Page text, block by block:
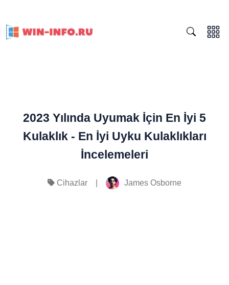
2023 Yılında Uyumak İçin En İyi 5
Kulaklık - En İyi Uyku Kulaklıkları
İncelemeleri
Cihazlar James Osborne